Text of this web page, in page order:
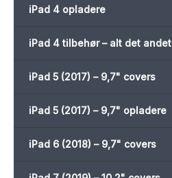
iPad 4 opladere
iPad 4 tilbehør – alt det andet
iPad 5 (2017) – 9,7" covers
iPad 5 (2017) – 9,7" opladere
iPad 6 (2018) – 9,7" covers